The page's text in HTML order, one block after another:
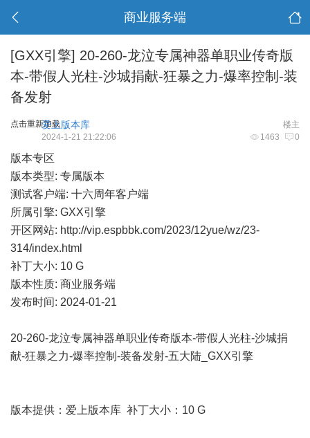
商业服务端
[GXX引擎] 20-260-龙泣专属神器单职业传奇版
本-带假人光柱-沙城捐献-狂暴之力-爆率控制-装
备发射
点击重新加载 楼主
爱上版本库
1463 0
2024-1-21 21:22:06
版本专区
版本类型: 专属版本
测试客户端: 十六周年客户端
所属引擎: GXX引擎
开区网站: http://vip.espbbk.com/2023/12yue/wz/23-
314/index.html
补丁大小: 10 G
版本性质: 商业服务端
发布时间: 2024-01-21
20-260-龙泣专属神器单职业传奇版本-带假人光柱-沙城捐
献-狂暴之力-爆率控制-装备发射-五大陆_GXX引擎
版本提供：爱上版本库 补丁大小：10 G